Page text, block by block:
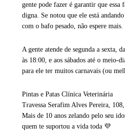
gente pode fazer é garantir que essa
digna. Se notou que ele está
com o bafo pesado, não espere mais.
A gente atende de segunda a sexta,
às 18:00, e aos sábados até o meio-
para ele ter muitos carnavais (ou
Pintas e Patas Clínica Veterinária
Travessa Serafim Alves Pereira,
Mais de 10 anos zelando pelo seu
quem te suportou a vida toda 💜